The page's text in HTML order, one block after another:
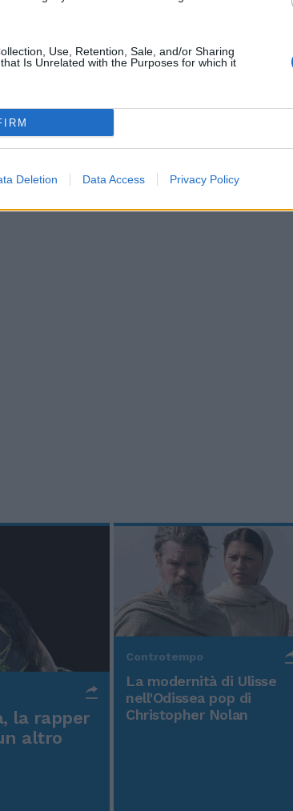
Use, Retention, Sale, and/or Sharing
Is Unrelated with the Purposes for which it
Deletion Data Access Privacy Policy
la rapper
altro
Controtempo
La modernità di Ulisse
nell'Odissea pop di
Christopher Nolan